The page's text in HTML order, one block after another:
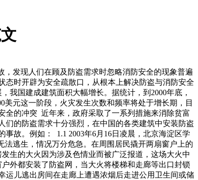
发现人们在顾及防盗需求时忽略消防安全的现象普遍
时开辟为安全疏散口，从根本上解决防盗与消防安全
国建成建筑面积大幅增长。据统计，到2000年底，
美元这一阶段，火灾发生次数和频率将处于增长期，目
全的冲突 近年来，政府采取了一系列措施来消除贫富
的防盗需求十分强烈，在中国的各类建筑中安装防盗
故。例如： 1.1 2003年6月16日凌晨，北京海淀区学
逃生，情况万分危急。在周围居民撬开两扇窗户上的
生的大火因为涉及色情业而被广泛报道，这场大火中
外都安装了防盗网，当大火将楼梯和走廊等出口封锁
运儿逃出房间在走廊上遭遇浓烟后走进公用卫生间或储